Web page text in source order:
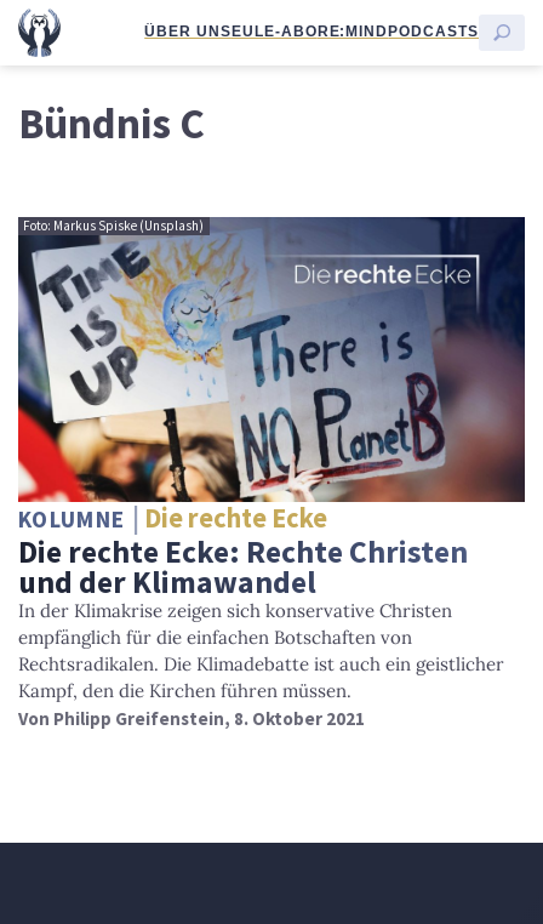
ÜBER UNSEULE-ABORE:MINDPODCASTS
Bündnis C
Foto: Markus Spiske (Unsplash)
KOLUMNE Die rechte Ecke
Die rechte Ecke: Rechte Christen
und der Klimawandel
In der Klimakrise zeigen sich konservative Christen
empfänglich für die einfachen Botschaften von
Rechtsradikalen. Die Klimadebatte ist auch ein geistlicher
Kampf, den die Kirchen führen müssen.
Von Philipp Greifenstein, 8. Oktober 2021